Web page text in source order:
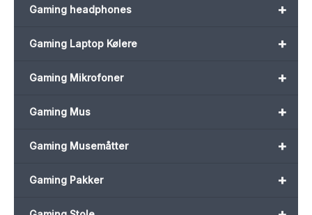
+
Gaming headphones
+
Gaming Laptop Kølere
+
Gaming Mikrofoner
+
Gaming Mus
+
Gaming Musemåtter
+
Gaming Pakker